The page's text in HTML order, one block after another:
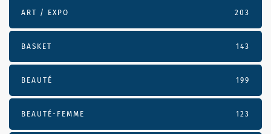
ART / EXPO 203
BASKET 143
BEAUTÉ 199
BEAUTÉ-FEMME 123